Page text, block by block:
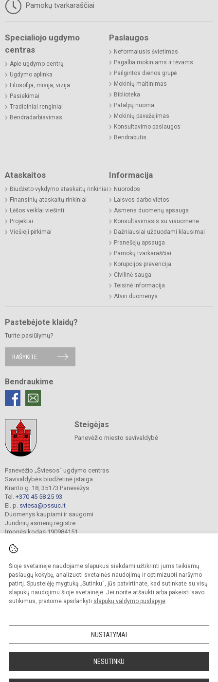
Šioje svetainėje naudojame slapukus siekdami užtikrinti jums teikiamų
paslaugų kokybę, analizuoti svetainės naudojimą ir optimizuoti naršymo
patirtį. Spustelėję mygtuką „Sutinku“, jūs patvirtinate, kad sutinkate su visų
slapukų naudojimu šioje svetainėje. Jei norite atšaukti arba pakeisti savo
sutikimus, prašome apsilankyti slapukų valdymo puslapyje.
NUSTATYMAI
NESUTINKU
Pamokų tvarkaraščiai
Specialiojo ugdymo
centras
Apie ugdymo centrą
Ugdymo aplinka
Filosofija, misija, vizija
Pasiekimai
Tradiciniai renginiai
Bendradarbiavimas
Paslaugos
Neformalusis švietimas
Pagalba mokiniams ir tėvams
Pailgintos dienos grupė
Mokinių maitinimas
Biblioteka
Patalpų nuoma
Mokinių pavėžėjimas
Konsultavimo paslaugos
Bendrabutis
Ataskaitos
Biudžeto vykdymo ataskaitų rinkiniai
Finansinių ataskaitų rinkiniai
Lėšos veiklai viešinti
Projektai
Viešieji pirkimai
Informacija
Nuorodos
Laisvos darbo vietos
Asmens duomenų apsauga
Konsultavimasis su visuomene
Dažniausiai užduodami klausimai
Pranešėjų apsauga
Pamokų tvarkaraščiai
Korupcijos prevencija
Civilinė sauga
Teisinė informacija
Atviri duomenys
Pastebėjote klaidų?
Turite pasiūlymų?
RAŠYKITE
Bendraukime
Steigėjas
Panevėžio miesto savivaldybė
Panevėžio „Šviesos“ ugdymo centras
Savivaldybės biudžetinė įstaiga
Kranto g. 18, 35173 Panevėžys
Tel. +370 45 58 25 93
El. p. sviesa@pssuc.lt
Duomenys kaupiami ir saugomi
Juridinių asmenų registre
Įmonės kodas 190984151
© 2021. Panevėžio „Šviesos“ ugdymo centras. Visos teisės saugomos.
Kopijuoti turinį be raštiško administracijos sutikimo griežtai draudžiama.
Prieinamumo paraiška Slapukų valdymas
Sumanus būdas atnaujinti